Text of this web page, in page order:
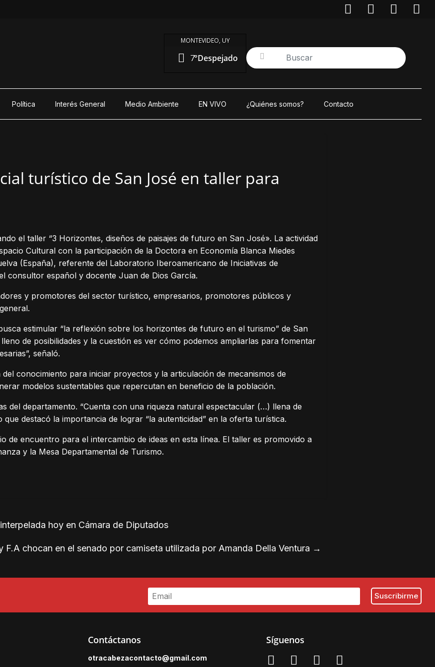
MONTEVIDEO, UY
7°Despejado
Política Interés General Medio Ambiente EN VIVO ¿Quiénes somos? Contacto
turístico de San José en taller para
el taller “3 Horizontes, diseños de paisajes de futuro en San José». La actividad
Cultural con la participación de la Doctora en Economía Blanca Miedes
(España), referente del Laboratorio Iberoamericano de Iniciativas de
consultor español y docente Juan de Dios García.
y promotores del sector turístico, empresarios, promotores públicos y
estimular “la reflexión sobre los horizontes de futuro en el turismo” de San
de posibilidades y la cuestión es ver cómo podemos ampliarlas para fomentar
señaló.
conocimiento para iniciar proyectos y la articulación de mecanismos de
modelos sustentables que repercutan en beneficio de la población.
del departamento. “Cuenta con una riqueza natural espectacular (…) llena de
que destacó la importancia de lograr “la autenticidad” en la oferta turística.
de encuentro para el intercambio de ideas en esta línea. El taller es promovido a
y la Mesa Departamental de Turismo.
hoy en Cámara de Diputados
F.A chocan en el senado por camiseta utilizada por Amanda Della Ventura →
Contáctanos
otracabezacontacto@gmail.com
Síguenos